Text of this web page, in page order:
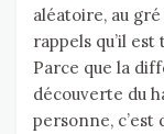
aléatoire, au
rappels qu’il
Parce que la
découverte du
personne, c’est